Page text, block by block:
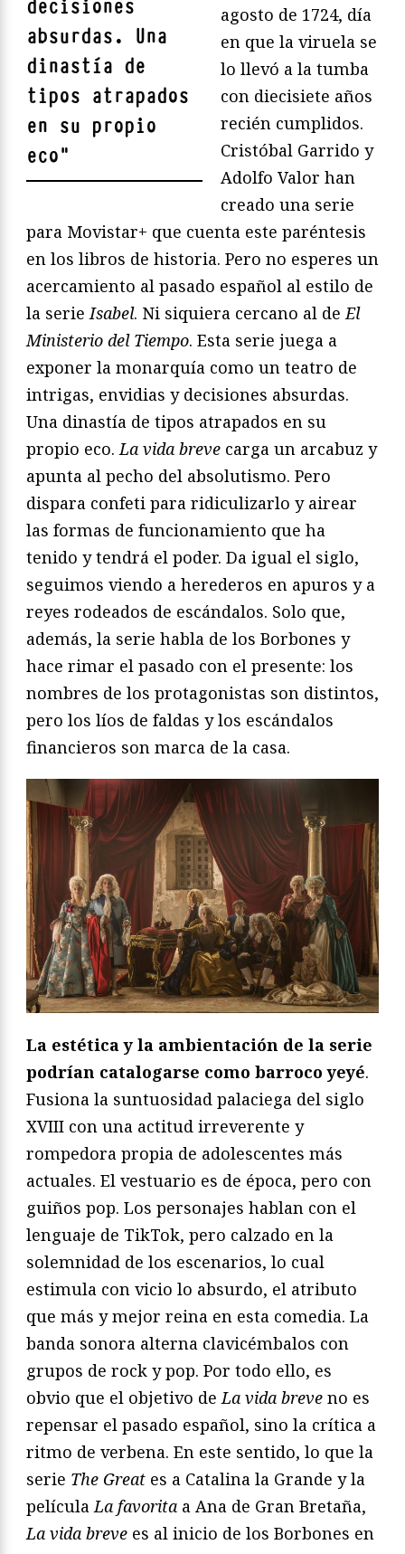
decisiones
absurdas. Una
dinastía de
tipos atrapados
en su propio
eco"
agosto de 1724, día
en que la viruela se
lo llevó a la tumba
con diecisiete años
recién cumplidos.
Cristóbal Garrido y
Adolfo Valor han
creado una serie
para Movistar+ que cuenta este paréntesis
en los libros de historia. Pero no esperes un
acercamiento al pasado español al estilo de
la serie Isabel. Ni siquiera cercano al de El
Ministerio del Tiempo. Esta serie juega a
exponer la monarquía como un teatro de
intrigas, envidias y decisiones absurdas.
Una dinastía de tipos atrapados en su
propio eco. La vida breve carga un arcabuz y
apunta al pecho del absolutismo. Pero
dispara confeti para ridiculizarlo y airear
las formas de funcionamiento que ha
tenido y tendrá el poder. Da igual el siglo,
seguimos viendo a herederos en apuros y a
reyes rodeados de escándalos. Solo que,
además, la serie habla de los Borbones y
hace rimar el pasado con el presente: los
nombres de los protagonistas son distintos,
pero los líos de faldas y los escándalos
financieros son marca de la casa.
La estética y la ambientación de la serie
podrían catalogarse como barroco yeyé.
Fusiona la suntuosidad palaciega del siglo
XVIII con una actitud irreverente y
rompedora propia de adolescentes más
actuales. El vestuario es de época, pero con
guiños pop. Los personajes hablan con el
lenguaje de TikTok, pero calzado en la
solemnidad de los escenarios, lo cual
estimula con vicio lo absurdo, el atributo
que más y mejor reina en esta comedia. La
banda sonora alterna clavicémbalos con
grupos de rock y pop. Por todo ello, es
obvio que el objetivo deLa vida breve no es
repensar el pasado español, sino la crítica a
ritmo de verbena. En este sentido, lo que la
serie The Great es a Catalina la Grande y la
películaLa favorita a Ana de Gran Bretaña,
La vida breve es al inicio de los Borbones en